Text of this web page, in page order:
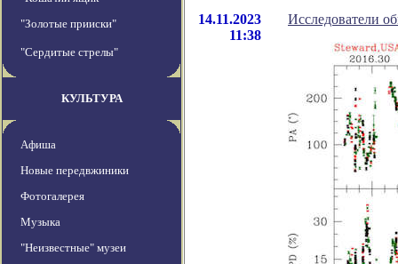
"Золотые прииски"
"Сердитые стрелы"
КУЛЬТУРА
Афиша
Новые передвжиники
Фотогалерея
Музыка
"Неизвестные" музеи
14.11.2023
11:38
Исследователи